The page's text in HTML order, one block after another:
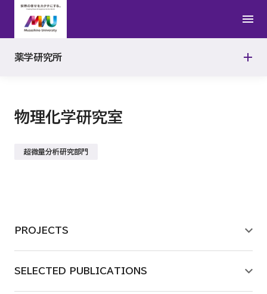
物理化学研究室
超微量分析研究部門
PROJECTS
SELECTED PUBLICATIONS
薬学研究所
研究室
物理化学研究室
レギュラトリーサイエンス研究室
研究活動報告